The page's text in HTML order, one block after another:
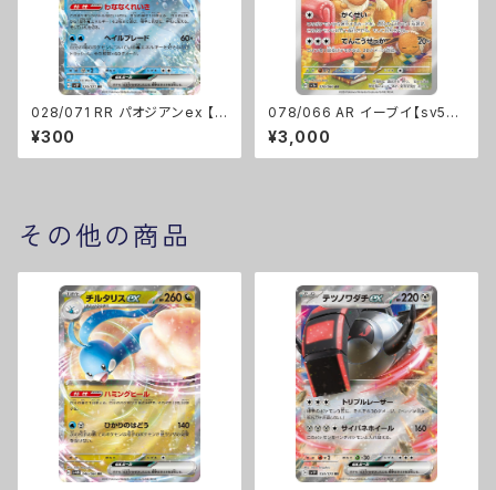
028/071 RR パオジアンex 【s
v2P】 Gレギュ
¥300
078/066 AR イーブイ【sv5a】
[H]
¥3,000
その他の商品